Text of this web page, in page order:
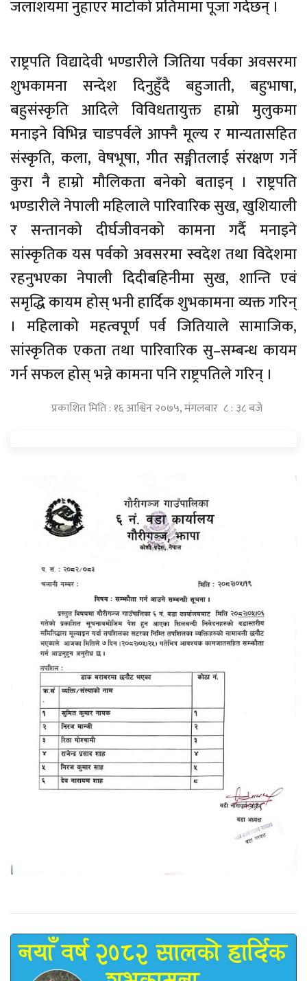
जलाशयमा नुहाएर माटोको प्रतिमामा पूजा गर्दछन् ।
राष्ट्रपति विद्यादेवी भण्डारीले जितिया पर्वका अवसरमा
शुभकामना सन्देश दिनुहुँदै बहुजाती, बहुभाषा,
बहुसंस्कृति आदिले विविधतायुक्त हाम्रो मुलुकमा
मनाइने विभिन्न चाडपर्वले आफ्नै मूल्य र मान्यतासहित
संस्कृति, कला, वेषभूषा, गीत सङ्गीतलाई संरक्षण गर्ने
कुरा नै हाम्रो मौलिकता बनेको बताइन् । राष्ट्रपति
भण्डारीले नेपाली महिलाले पारिवारिक सुख, खुशियाली
र सन्तानको दीर्घजीवनको कामना गर्दै मनाइने
सांस्कृतिक यस पर्वको अवसरमा स्वदेश तथा विदेशमा
रहनुभएका नेपाली दिदीबहिनीमा सुख, शान्ति एवं
समृद्धि कायम होस् भनी हार्दिक शुभकामना व्यक्त गरिन्
। महिलाको महत्वपूर्ण पर्व जितियाले सामाजिक,
सांस्कृतिक एकता तथा पारिवारिक सु–सम्बन्ध कायम
गर्न सफल होस् भन्ने कामना पनि राष्ट्रपतिले गरिन् ।
प्रकाशित मिति : १६ आश्विन २०७५, मंगलबार ८ : ३८ बजे